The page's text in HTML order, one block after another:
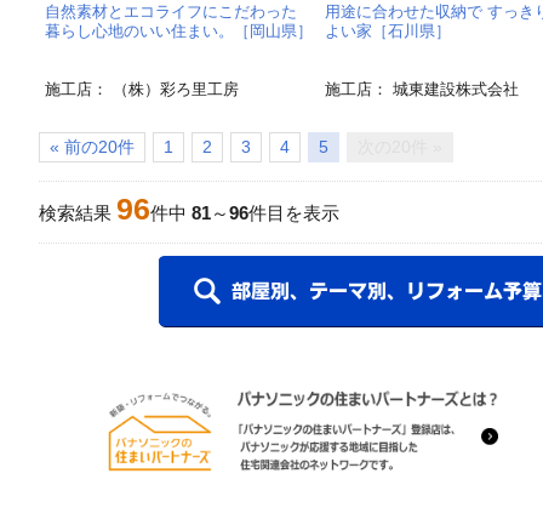
自然素材とエコライフにこだわった
暮らし心地のいい住まい。［岡山県］
施工店： （株）彩ろ里工房
用途に合わせた収納で すっき
よい家［石川県］
施工店： 城東建設株式会社
« 前の20件 1 2 3 4 5
検索結果 96件中 81～96件目を表示